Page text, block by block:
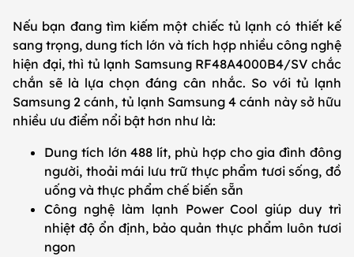
Nếu bạn đang tìm kiếm một chiếc tủ lạnh có thiết kế
sang trọng, dung tích lớn và tích hợp nhiều công nghệ
hiện đại, thì tủ lạnh Samsung RF48A4000B4/SV chắc
chắn sẽ là lựa chọn đáng cân nhắc. So với tủ lạnh
Samsung 2 cánh, tủ lạnh Samsung 4 cánh này sở hữu
nhiều ưu điểm nổi bật hơn như là:
Dung tích lớn 488 lít, phù hợp cho gia đình đông
người, thoải mái lưu trữ thực phẩm tươi sống, đồ
uống và thực phẩm chế biến sẵn
Công nghệ làm lạnh Power Cool giúp duy trì
nhiệt độ ổn định, bảo quản thực phẩm luôn tươi
ngon